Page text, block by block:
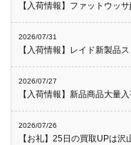
【入荷情報】ファットウッ
2026/07/31
【入荷情報】レイド新製品
2026/07/27
【入荷情報】新品商品大量
2026/07/26
【お礼】25日の買取UPは